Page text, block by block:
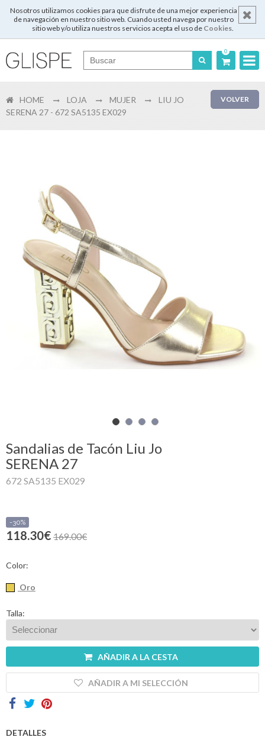
Nosotros utilizamos cookies para que disfrute de una mejor experiencia
de navegación en nuestro sitio web. Cuando usted navega por nuestro
sitio web y/o utiliza nuestros servicios acepta el uso de Cookies.
0
English
Login
Registrar
Mi
cesta
Glispe
Mujer
VOLVER
HOME LOJA MUJER
LIU JO
SERENA 27 - 672 SA5135 EX029
Sandalias de Tacón Liu Jo
SERENA 27
672 SA5135 EX029
-30%
118.30€ 169.00€
Color:
Oro
Talla:
AÑADIR A LA CESTA
AÑADIR A MI SELECCIÓN
DETALLES